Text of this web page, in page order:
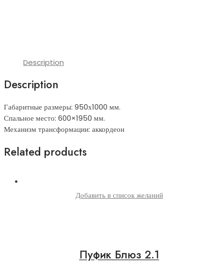
Description
Description
Габаритные размеры: 950х1000 мм.
Спальное место: 600×1950 мм.
Механизм трансформации: аккордеон
Related products
Добавить в список желаний
Пуфик Блюз 2.1